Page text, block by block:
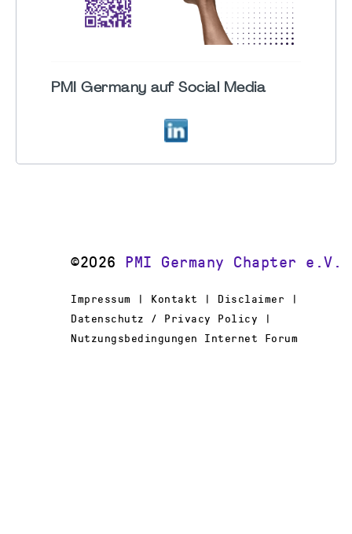
PMI Germany auf Social Media
©2026 PMI Germany Chapter e.V.
Impressum | Kontakt | Disclaimer |
Datenschutz / Privacy Policy |
Nutzungsbedingungen Internet Forum